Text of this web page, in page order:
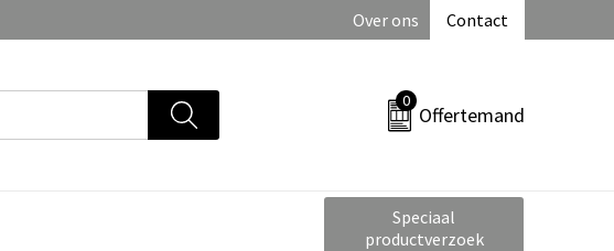
Over ons Contact
0
Offertemand
Speciaal
productverzoek